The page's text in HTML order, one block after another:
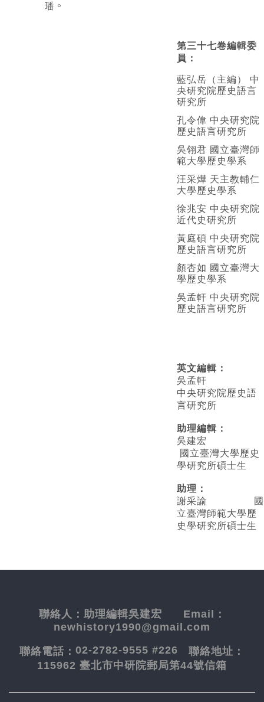
璠。
第三十七卷編輯委
員：
藍弘岳（主編） 中
央研究院歷史語言
研究所
孔令偉 中央研究院
歷史語言研究所
吳翎君 國立臺灣師
範大學歷史學系
汪采燁 天主教輔仁
大學歷史學系
徐兆安 中央研究院
近代史研究所
黃庭碩 中央研究院
歷史語言研究所
顏杏如 國立臺灣大
學歷史學系
吳孟軒 中央研究院
歷史語言研究所
英文編輯 ：
吳孟軒
中央研究院歷史語
言研究所
助理編輯：
吳建宏
國立臺灣大學歷史
學研究所碩士生
助理：
謝采諭
國
立臺灣師範大學歷
史學研究所碩士生
聯絡人： 助理編輯吳建宏 Email：
newhistory1990@gmail.com
聯絡電話： 02-2782-9555 #226 聯絡地址：
115962 臺北市中研院郵局第44號信箱